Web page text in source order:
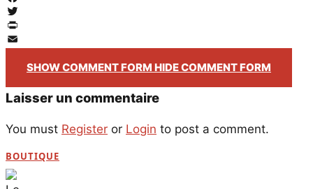
Facebook
Twitter
PrintFriendly
Email
SHOW COMMENT FORM HIDE COMMENT FORM
Laisser un commentaire
You must Register or Login to post a comment.
BOUTIQUE